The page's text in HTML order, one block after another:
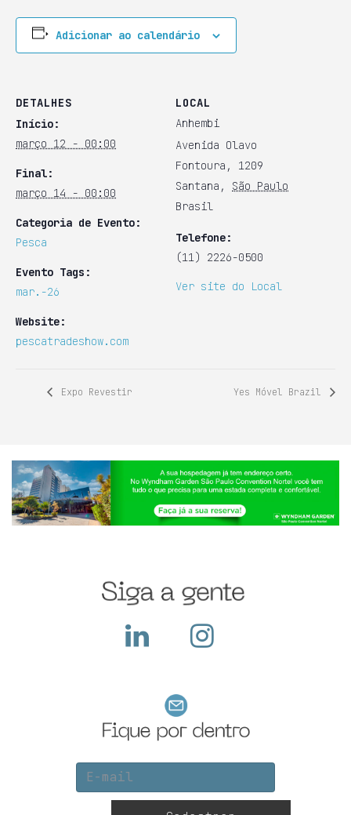
Adicionar ao calendário
DETALHES
Início:
março 12 - 00:00
Final:
março 14 - 00:00
Categoria de Evento:
Pesca
Evento Tags:
mar.-26
Website:
pescatradeshow.com
LOCAL
Anhembi
Avenida Olavo
Fontoura, 1209
Santana ,
São Paulo
Brasil
Telefone:
(11) 2226-0500
Ver site do Local
Expo Revestir Yes Móvel Brazil